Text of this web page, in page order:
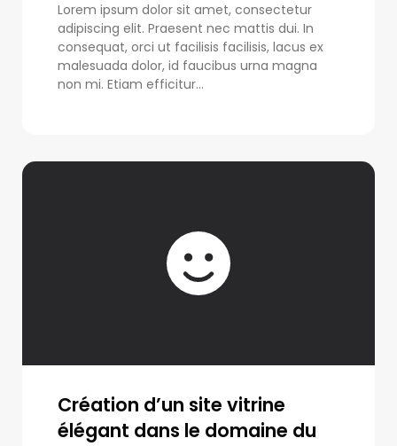
Lorem ipsum dolor sit amet, consectetur
adipiscing elit. Praesent nec mattis dui. In
consequat, orci ut facilisis facilisis, lacus ex
malesuada dolor, id faucibus urna magna
non mi. Etiam efficitur...
Création d’un site vitrine
élégant dans le domaine du